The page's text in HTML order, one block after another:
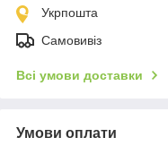
Укрпошта
Самовивіз
Всі умови доставки
Умови оплати